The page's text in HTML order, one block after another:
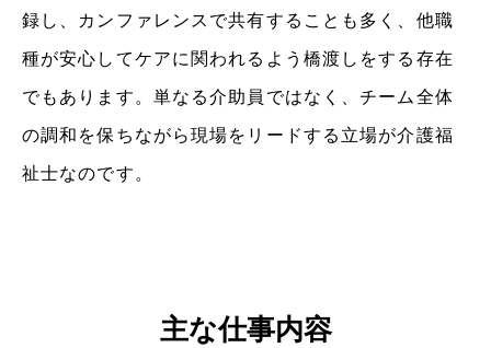
録し、カンファレンスで共有することも多く、他職
種が安心してケアに関われるよう橋渡しをする存在
でもあります。単なる介助員ではなく、チーム全体
の調和を保ちながら現場をリードする立場が介護福
祉士なのです。
主な仕事内容